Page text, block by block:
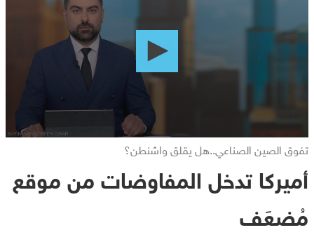
seconds
تفوق الصين الصناعي..هل يقلق واشنطن؟
أميركا تدخل المفاوضات من موقع
مُضعَف